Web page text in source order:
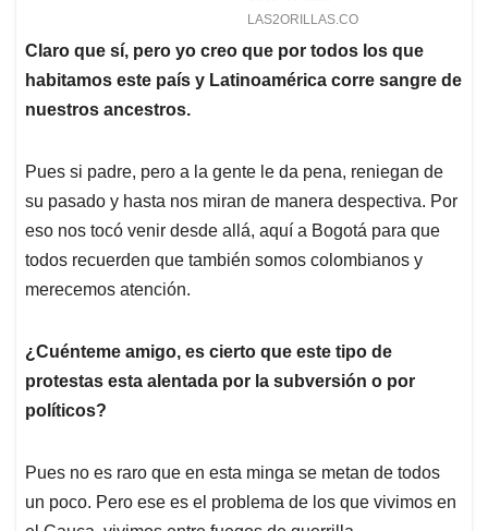
Claro que sí, pero yo creo que por todos los que
habitamos este país y Latinoamérica corre sangre de
nuestros ancestros.
Pues si padre, pero a la gente le da pena, reniegan de
su pasado y hasta nos miran de manera despectiva. Por
eso nos tocó venir desde allá, aquí a Bogotá para que
todos recuerden que también somos colombianos y
merecemos atención.
¿Cuénteme amigo, es cierto que este tipo de
protestas esta alentada por la subversión o por
políticos?
Pues no es raro que en esta minga se metan de todos
un poco. Pero ese es el problema de los que vivimos en